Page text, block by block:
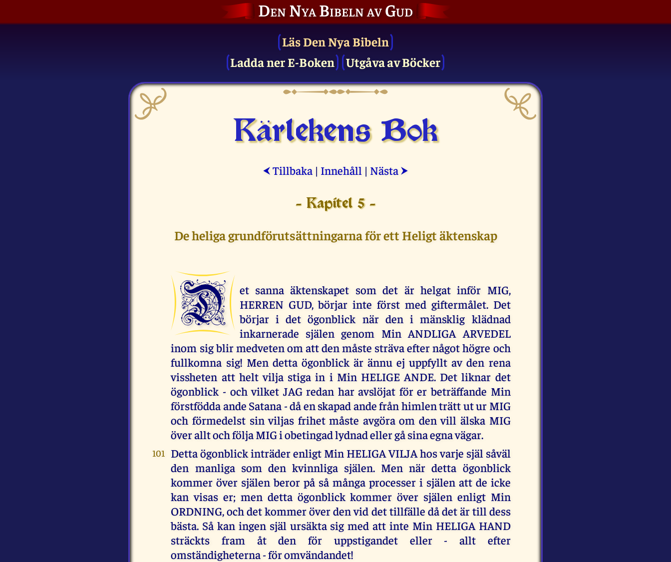
Den Nya Bibeln av Gud
Läs Den Nya Bibeln
Ladda ner E-Boken
Utgåva av Böcker
Kärlekens Bok
⮜ Tillbaka | Innehåll | Nästa ⮞
- Kapitel 5 -
De heliga grundförutsättningarna för ett Heligt äktenskap
D
et sanna äktenskapet som det är helgat inför MIG,
HERREN GUD, börjar inte först med giftermålet. Det
börjar i det ögonblick när den i mänsklig klädnad
inkarnerade själen genom Min ANDLIGA ARVEDEL
inom sig blir medveten om att den måste sträva efter något högre och
fullkomna sig! Men detta ögonblick är ännu ej uppfyllt av den rena
vissheten att helt vilja stiga in i Min HELIGE ANDE. Det liknar det
ögonblick - och vilket JAG redan har avslöjat för er beträffande Min
förstfödda ande Satana - då en skapad ande från himlen trätt ut ur MIG
och förmedelst sin viljas frihet måste avgöra om den vill älska MIG
över allt och följa MIG i obetingad lydnad eller gå sina egna vägar.
101
Detta ögonblick inträder enligt Min HELIGA VILJA hos varje själ såväl
den manliga som den kvinnliga själen. Men när detta ögonblick
kommer över själen beror på så många processer i själen att de icke
kan visas er; men detta ögonblick kommer över själen enligt Min
ORDNING, och det kommer över den vid det tillfälle då det är till dess
bästa. Så kan ingen själ ursäkta sig med att inte Min HELIGA HAND
sträckts fram åt den för uppstigandet eller - allt efter
omständigheterna - för omvändandet!